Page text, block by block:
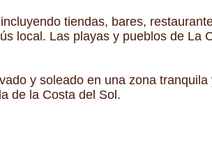
tiendas, bares,
local. Las playas y pueblos de La
y soleado en una zona
de la Costa del Sol.